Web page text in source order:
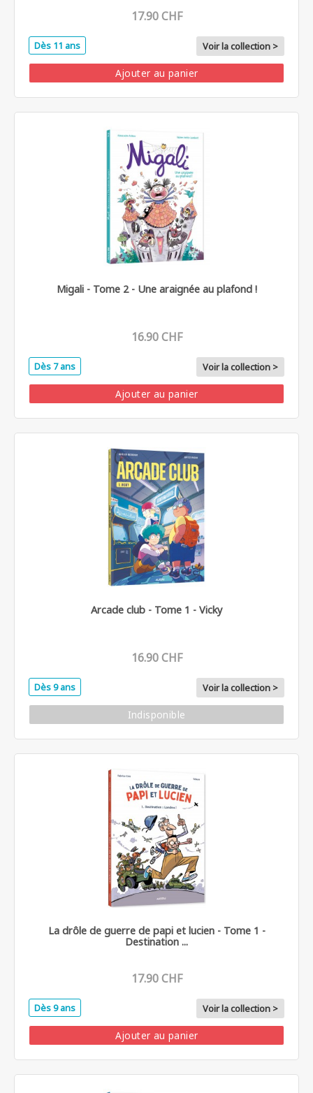
17.90 CHF
Dès 11 ans Voir la collection >
Ajouter au panier
Migali - Tome 2 - Une araignée au plafond !
16.90 CHF
Dès 7 ans Voir la collection >
Ajouter au panier
Arcade club - Tome 1 - Vicky
16.90 CHF
Dès 9 ans Voir la collection >
Indisponible
La drôle de guerre de papi et lucien - Tome 1 -
Destination ...
17.90 CHF
Dès 9 ans Voir la collection >
Ajouter au panier